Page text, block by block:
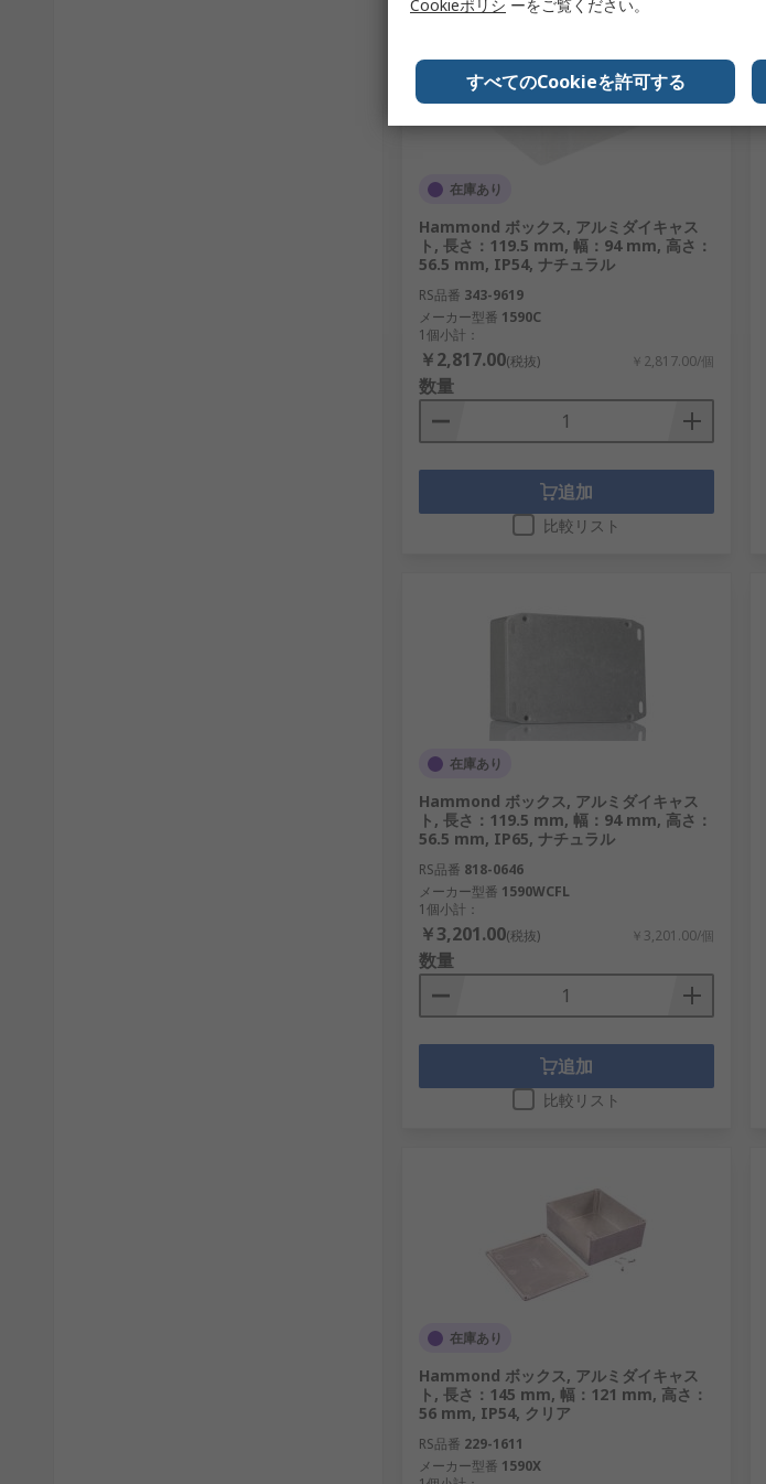
在庫あり
Hammond ボックス, アルミダイキャス
ト, 長さ：119.5 mm, 幅：94 mm, 高さ：
56.5 mm, IP54, ナチュラル
RS品番 343-9619
メーカー型番 1590C
1個小計：
￥2,817.00(税抜) ￥2,817.00/個
数量
追加
比較リスト
在庫あり
Hammond ボックス, アルミダイキャス
ト, 長さ：119.5 mm, 幅：94 mm, 高さ：
56.5 mm, IP65, ナチュラル
RS品番 818-0646
メーカー型番 1590WCFL
1個小計：
￥3,201.00(税抜) ￥3,201.00/個
数量
追加
比較リスト
在庫あり
Hammond ボックス, アルミダイキャス
ト, 長さ：145 mm, 幅：121 mm, 高さ：
56 mm, IP54, クリア
RS品番 229-1611
メーカー型番 1590X
Cookieポリシ ーをご覧ください。
すべてのCookieを許可する